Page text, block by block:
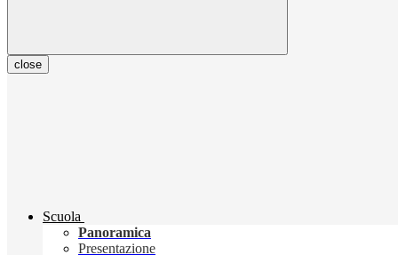
close
Scuola
Panoramica
Presentazione